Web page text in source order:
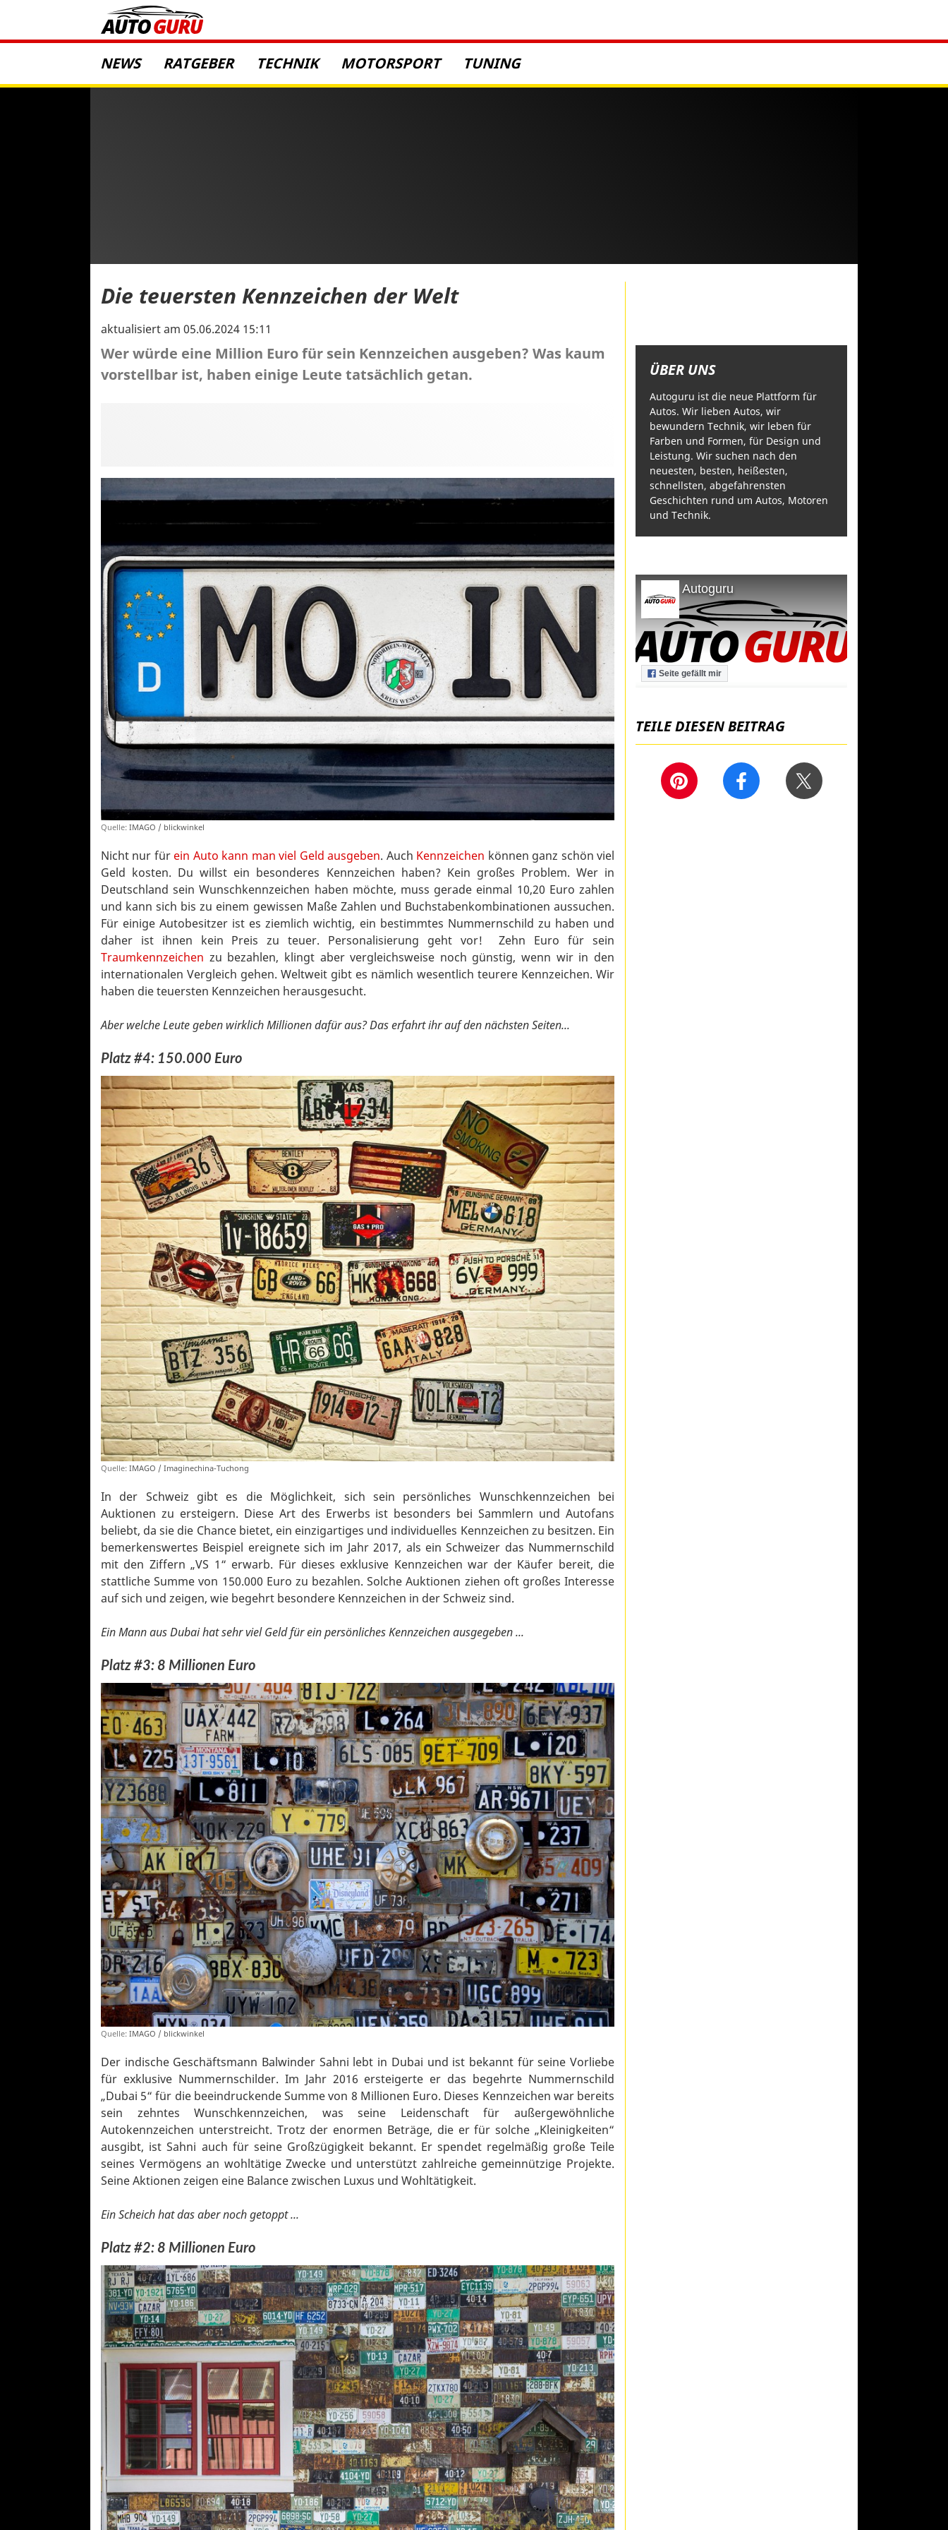
NEWS RATGEBER TECHNIK MOTORSPORT TUNING
Die teuersten Kennzeichen der Welt
aktualisiert am 05.06.2024 15:11
Wer würde eine Million Euro für sein Kennzeichen ausgeben? Was kaum
vorstellbar ist, haben einige Leute tatsächlich getan.
Quelle: IMAGO / blickwinkel
Nicht nur für ein Auto kann man viel Geld ausgeben. Auch Kennzeichen können ganz schön viel
Geld kosten. Du willst ein besonderes Kennzeichen haben? Kein großes Problem. Wer in
Deutschland sein Wunschkennzeichen haben möchte, muss gerade einmal 10,20 Euro zahlen
und kann sich bis zu einem gewissen Maße Zahlen und Buchstabenkombinationen aussuchen.
Für einige Autobesitzer ist es ziemlich wichtig, ein bestimmtes Nummernschild zu haben und
daher ist ihnen kein Preis zu teuer. Personalisierung geht vor! Zehn Euro für sein
Traumkennzeichen zu bezahlen, klingt aber vergleichsweise noch günstig, wenn wir in den
internationalen Vergleich gehen. Weltweit gibt es nämlich wesentlich teurere Kennzeichen. Wir
haben die teuersten Kennzeichen herausgesucht.
Aber welche Leute geben wirklich Millionen dafür aus? Das erfahrt ihr auf den nächsten Seiten...
Platz #4: 150.000 Euro
Quelle: IMAGO / Imaginechina-Tuchong
In der Schweiz gibt es die Möglichkeit, sich sein persönliches Wunschkennzeichen bei
Auktionen zu ersteigern. Diese Art des Erwerbs ist besonders bei Sammlern und Autofans
beliebt, da sie die Chance bietet, ein einzigartiges und individuelles Kennzeichen zu besitzen. Ein
bemerkenswertes Beispiel ereignete sich im Jahr 2017, als ein Schweizer das Nummernschild
mit den Ziffern „VS 1“ erwarb. Für dieses exklusive Kennzeichen war der Käufer bereit, die
stattliche Summe von 150.000 Euro zu bezahlen. Solche Auktionen ziehen oft großes Interesse
auf sich und zeigen, wie begehrt besondere Kennzeichen in der Schweiz sind.
Ein Mann aus Dubai hat sehr viel Geld für ein persönliches Kennzeichen ausgegeben ...
Platz #3: 8 Millionen Euro
Quelle: IMAGO / blickwinkel
Der indische Geschäftsmann Balwinder Sahni lebt in Dubai und ist bekannt für seine Vorliebe
für exklusive Nummernschilder. Im Jahr 2016 ersteigerte er das begehrte Nummernschild
„Dubai 5“ für die beeindruckende Summe von 8 Millionen Euro. Dieses Kennzeichen war bereits
sein zehntes Wunschkennzeichen, was seine Leidenschaft für außergewöhnliche
Autokennzeichen unterstreicht. Trotz der enormen Beträge, die er für solche „Kleinigkeiten“
ausgibt, ist Sahni auch für seine Großzügigkeit bekannt. Er spendet regelmäßig große Teile
seines Vermögens an wohltätige Zwecke und unterstützt zahlreiche gemeinnützige Projekte.
Seine Aktionen zeigen eine Balance zwischen Luxus und Wohltätigkeit.
Ein Scheich hat das aber noch getoppt ...
Platz #2: 8 Millionen Euro
ÜBER UNS
Autoguru ist die neue Plattform für
Autos. Wir lieben Autos, wir
bewundern Technik, wir leben für
Farben und Formen, für Design und
Leistung. Wir suchen nach den
neuesten, besten, heißesten,
schnellsten, abgefahrensten
Geschichten rund um Autos, Motoren
und Technik.
Autoguru
Seite gefällt mir
TEILE DIESEN BEITRAG